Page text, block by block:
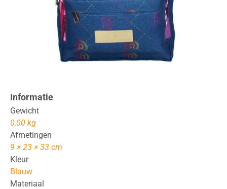
Informatie
Gewicht
0,00 kg
Afmetingen
9 × 23 × 33 cm
Kleur
Blauw
Materiaal